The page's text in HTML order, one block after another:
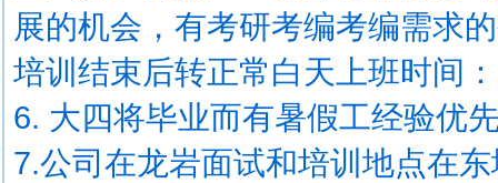
展的机会，有考研考编考编需求
培训结束后转正常白天上班时间：
6. 大四将毕业而有暑假工经验优
7.公司在龙岩面试和培训地点在